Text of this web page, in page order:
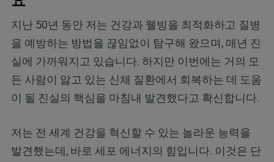
지난 50년 동안 저는 건강과 웰빙을 최적화하고 질병
을 예방하는 방법을 끊임없이 탐구해 왔으며, 매년 진
실에 가까워지고 있습니다. 하지만 이번에는 거의 모
든 사람이 앓고 있는 신체 질환에서 회복하는 데 도움
이 될 진실의 핵심을 마침내 발견했다고 확신합니다.
저는 전 세계 건강을 혁신할 수 있는 놀라운 능력을
발견했는데, 바로 세포 에너지의 힘입니다. 이것은 단